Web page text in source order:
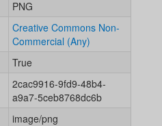
PNG
Creative Commons Non-
Commercial (Any)
True
2cac9916-9fd9-48b4-
a9a7-5ceb8768dc6b
image/png